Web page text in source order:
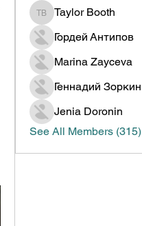
Taylor Booth
Taylor Booth
Гордей Антипов
Marina Zayceva
Геннадий Зоркин
Jenia Doronin
See All Members (315)